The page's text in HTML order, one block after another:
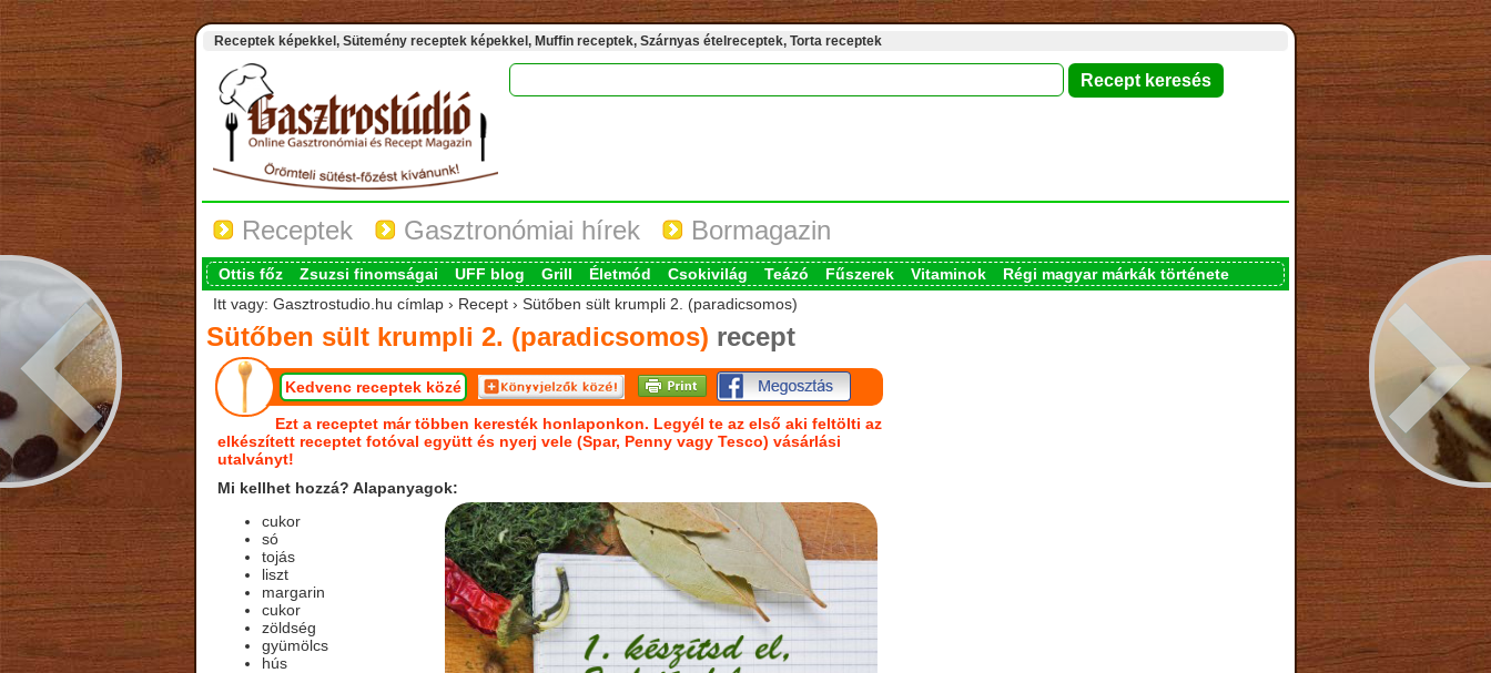
Receptek képekkel, Sütemény receptek képekkel, Muffin receptek, Szárnyas ételreceptek, Torta receptek
Receptek Gasztronómiai hírek Bormagazin
Ottis főz Zsuzsi finomságai UFF blog Grill Életmód Csokivilág Teázó Fűszerek Vitaminok
Régi magyar márkák története
Itt vagy: Gasztrostudio.hu címlap › Recept › Sütőben sült krumpli 2. (paradicsomos)
Sütőben sült krumpli 2. (paradicsomos) recept
Kedvenc receptek közé
Ezt a receptet már többen keresték honlaponkon. Legyél te az első aki feltölti az
elkészített receptet fotóval együtt és nyerj vele (Spar, Penny vagy Tesco) vásárlási
utalványt!
Mi kellhet hozzá? Alapanyagok:
cukor
só
tojás
liszt
margarin
cukor
zöldség
gyümölcs
hús